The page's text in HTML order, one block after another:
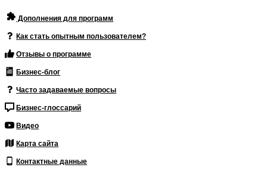
Дополнения для программ
Как стать опытным пользователем?
Отзывы о программе
Бизнес-блог
Часто задаваемые вопросы
Бизнес-глоссарий
Видео
Карта сайта
Контактные данные